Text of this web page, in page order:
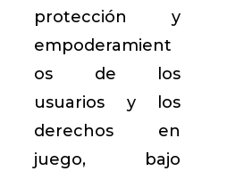
protección y
empoderamient
os de los
usuarios y los
derechos en
juego, bajo